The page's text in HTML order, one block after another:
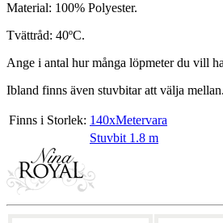
Material: 100% Polyester.
Tvättråd: 40ºC.
Ange i antal hur många löpmeter du vill
Ibland finns även stuvbitar att välja mellan.
Finns i Storlek: 140xMetervara
Stuvbit 1.8 m